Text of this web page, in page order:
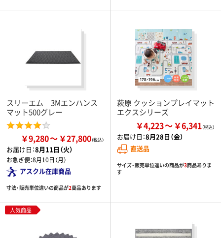
スリーエム 3Mエンハンス
マット500グレー
￥9,280 ￥27,800
お届け日：8月11日（火）
お急ぎ便：8月10日（月）
アスクル在庫商品
寸法・販売単位違いの商品が2商品あります
萩原 クッションプレイマット
エクスシリーズ
￥4,223 ￥6,341
お届け日：8月28日（金）
直送品
サイズ・販売単位違いの商品が3商品ありま
す
人気商品